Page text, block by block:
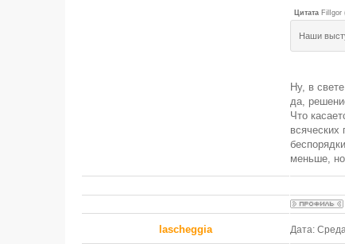
Цитата FilIgor
Наши
Ну, в
да,
Что
всяческих
меньше, но
lascheggia Дата: